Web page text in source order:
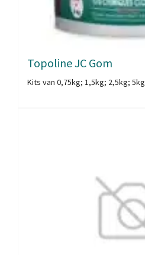
Topoline JC Gom
Kits van 0,75kg; 1,5kg; 2,5kg; 5kg